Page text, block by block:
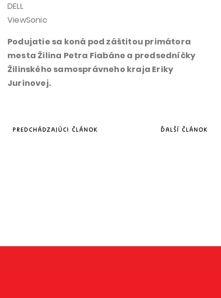
DELL
ViewSonic
Podujatie sa koná pod záštitou primátora
mesta Žilina Petra Fiabáne a predsedníčky
Žilinského samosprávneho kraja Eriky
Jurinovej.
PREDCHÁDZAJÚCI ČLÁNOK ĎALŠÍ ČLÁNOK